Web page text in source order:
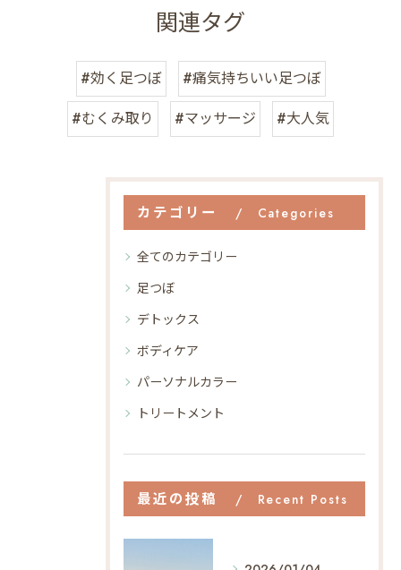
関連タグ
#効く足つぼ
#痛気持ちいい足つぼ
#むくみ取り
#マッサージ #大人気
カテゴリー Categories
全てのカテゴリー
足つぼ
デトックス
ボディケア
パーソナルカラー
トリートメント
最近の投稿 Recent Posts